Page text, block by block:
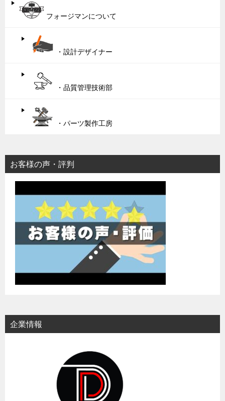
フォージマンについて
・設計デザイナー
・品質管理技術部
・パーツ製作工房
お客様の声・評判
企業情報